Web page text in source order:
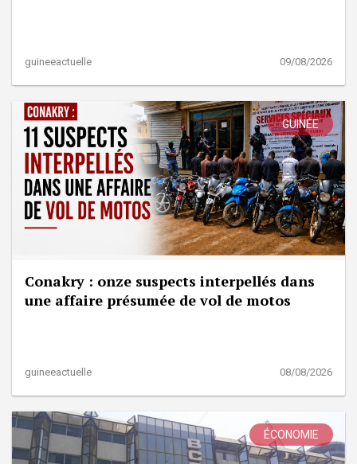
guineeactuelle 09/08/2026
GUINÉE
Conakry : onze suspects interpellés dans
une affaire présumée de vol de motos
guineeactuelle 08/08/2026
ÉCONOMIE